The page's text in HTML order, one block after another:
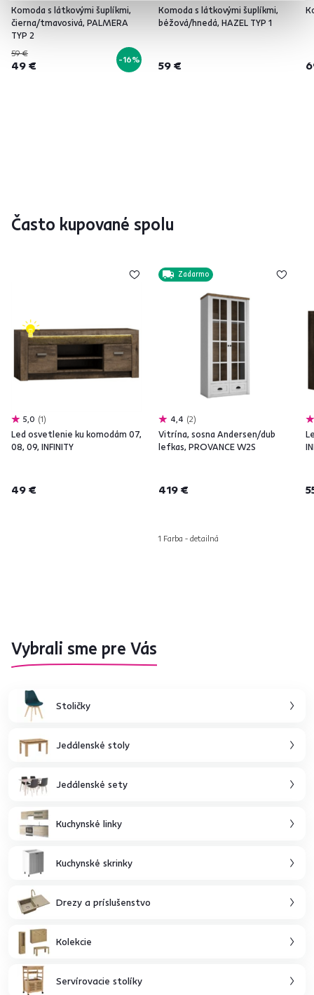
Komoda s látkovými šuplíkmi,
čierna/tmavosivá, PALMERA
TYP 2
59 €
49 € -16%
Komoda s látkovými šuplíkmi,
béžová/hnedá, HAZEL TYP 1
59 €
Často kupované spolu
5,0 1
Led osvetlenie ku komodám 07,
08, 09, INFINITY
49 €
Zadarmo
4,4 2
Vitrína, sosna Andersen/dub
lefkas, PROVANCE W2S
419 €
1 Farba - detailná
Vybrali sme pre Vás
Stoličky
Jedálenské stoly
Jedálenské sety
Kuchynské linky
Kuchynské skrinky
Drezy a príslušenstvo
Kolekcie
Servírovacie stolíky